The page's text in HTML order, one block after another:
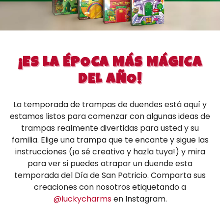
¡ES LA ÉPOCA MÁS MÁGICA
DEL AÑO!
La temporada de trampas de duendes está aquí y
estamos listos para comenzar con algunas ideas de
trampas realmente divertidas para usted y su
familia. Elige una trampa que te encante y sigue las
instrucciones (¡o sé creativo y hazla tuya!) y mira
para ver si puedes atrapar un duende esta
temporada del Día de San Patricio. Comparta sus
creaciones con nosotros etiquetando a
@luckycharmsen Instagram.